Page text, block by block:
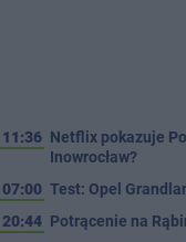
11:36 Netflix pokazuje
Inowrocław?
07:00 Test: Opel
20:44 Potrącenie na